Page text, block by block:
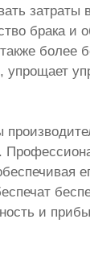
затраты
брака и
и